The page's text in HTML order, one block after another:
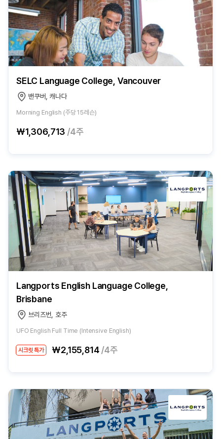
SELC Language College, Vancouver
밴쿠버, 캐나다
Morning English (주당 15레슨)
₩1,306,713 /4주
Langports English Language College,
Brisbane
브리즈번, 호주
UFO English Full Time (Intensive English)
시크릿 특가 ₩2,155,814 /4주